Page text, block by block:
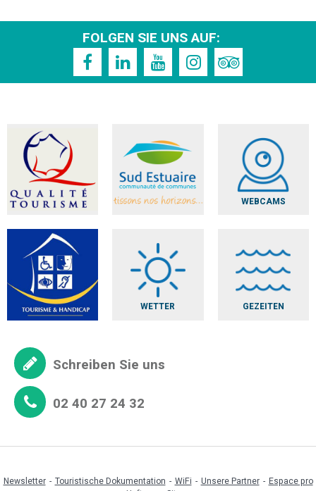
FOLGEN SIE UNS AUF:
WEBCAMS
WETTER GEZEITEN
Schreiben Sie uns
02 40 27 24 32
Newsletter Touristische Dokumentation WiFi Unsere Partner
Espace pro